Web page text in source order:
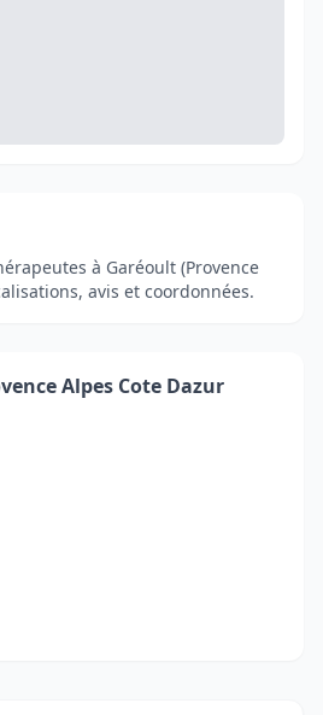
à Garéoult (Provence
avis et coordonnées.
Alpes Cote Dazur